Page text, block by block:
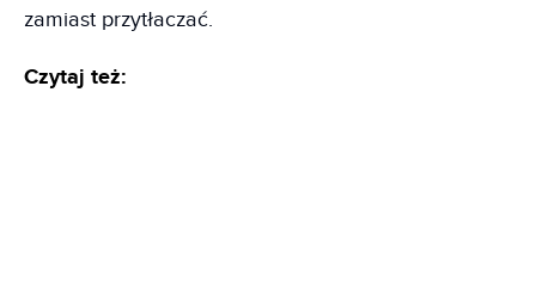
zamiast przytłaczać.
Czytaj też: